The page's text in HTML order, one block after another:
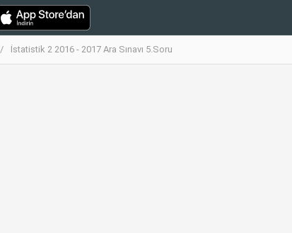
İstatistik 2 2016 - 2017 Ara Sınavı 5.Soru